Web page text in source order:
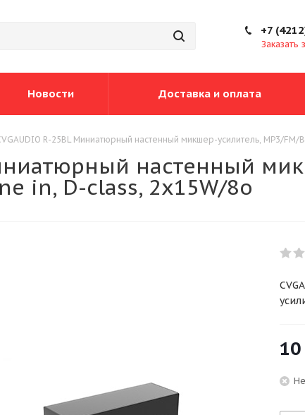
+7
Заказать
Новости Доставка и оплата
R-25BL Миниатюрный настенный микшер-усилитель, MP3/
настенный
in, D-class, 2х15W/8o